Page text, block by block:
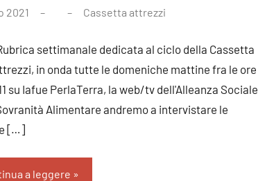
2021 Cassetta attrezzi
settimanale dedicata al ciclo della Cassetta
in onda tutte le domeniche mattine fra le ore
su Iafue PerlaTerra, la web/tv dell'Alleanza Sociale
Alimentare andremo a intervistare le
[…]
a leggere